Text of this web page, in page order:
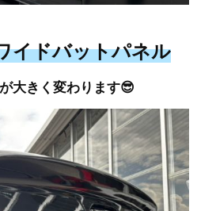
イドバットパネル
大きく変わります😎